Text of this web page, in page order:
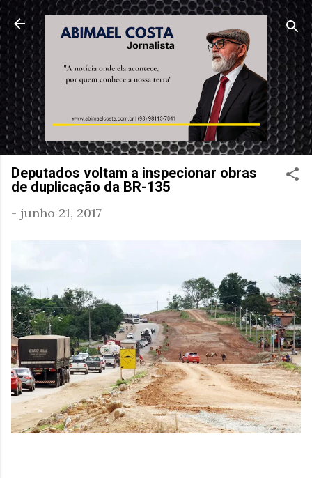
Pular para o conteúdo principal
Deputados voltam a inspecionar obras
de duplicação da BR-135
- junho 21, 2017